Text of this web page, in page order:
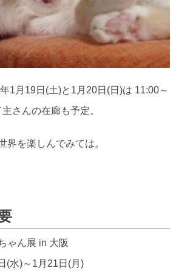
1月19日(土)と1月20日(日)は 11:00～
さんの在廊も予定。
界を楽しんでみては。
ゃん展 in 大阪
(水)～1月21日(月)